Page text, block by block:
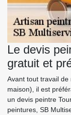
Le devis
gratuit et
Avant tout travail
maison), il est
un devis peintre
peintures, SB